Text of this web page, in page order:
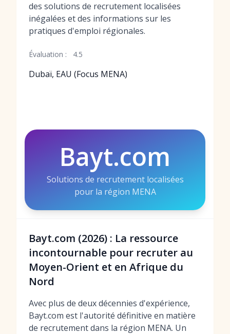
des solutions de recrutement localisées
inégalées et des informations sur les
pratiques d'emploi régionales.
Évaluation : 4.5
Dubaï, EAU (Focus MENA)
Bayt.com
Solutions de recrutement localisées
pour la région MENA
Bayt.com (2026) : La ressource
incontournable pour recruter au
Moyen-Orient et en Afrique du
Nord
Avec plus de deux décennies d'expérience,
Bayt.com est l'autorité définitive en matière
de recrutement dans la région MENA. Un